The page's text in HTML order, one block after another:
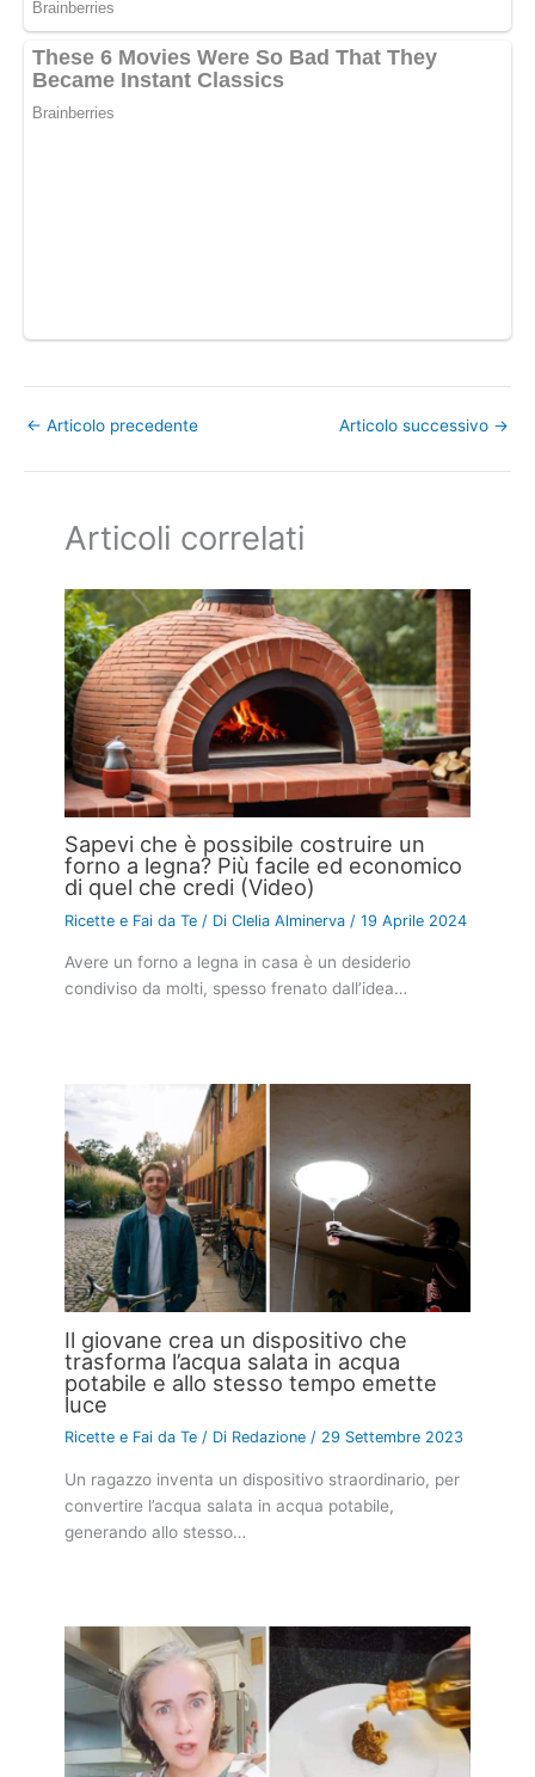
← Articolo precedente Articolo successivo →
Articoli correlati
Sapevi che è possibile costruire un
forno a legna? Più facile ed economico
di quel che credi (Video)
Ricette e Fai da Te / DiClelia Alminerva /19 Aprile 2024
Avere un forno a legna in casa è un desiderio
condiviso da molti, spesso frenato dall’idea…
Il giovane crea un dispositivo che
trasforma l’acqua salata in acqua
potabile e allo stesso tempo emette
luce
Ricette e Fai da Te / Di Redazione / 29 Settembre 2023
Un ragazzo inventa un dispositivo straordinario, per
convertire l’acqua salata in acqua potabile,
generando allo stesso…